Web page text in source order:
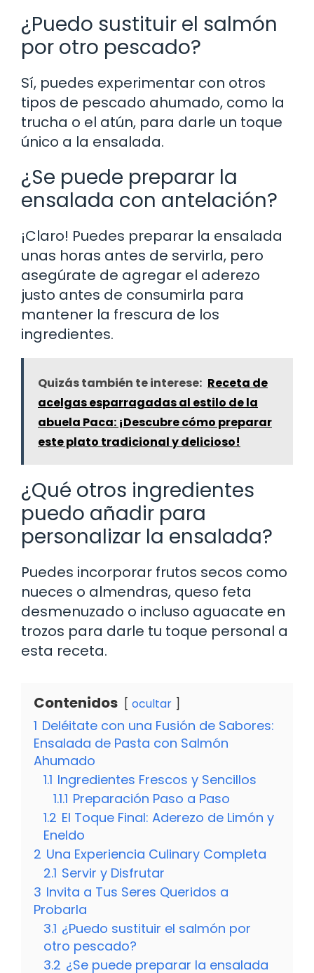
¿Puedo sustituir el salmón
por otro pescado?
Sí, puedes experimentar con otros
tipos de pescado ahumado, como la
trucha o el atún, para darle un toque
único a la ensalada.
¿Se puede preparar la
ensalada con antelación?
¡Claro! Puedes preparar la ensalada
unas horas antes de servirla, pero
asegúrate de agregar el aderezo
justo antes de consumirla para
mantener la frescura de los
ingredientes.
Quizás también te interese: Receta de
acelgas esparragadas al estilo de la
abuela Paca: ¡Descubre cómo preparar
este plato tradicional y delicioso!
¿Qué otros ingredientes
puedo añadir para
personalizar la ensalada?
Puedes incorporar frutos secos como
nueces o almendras, queso feta
desmenuzado o incluso aguacate en
trozos para darle tu toque personal a
esta receta.
Contenidos ocultar
1 Deléitate con una Fusión de Sabores:
Ensalada de Pasta con Salmón
Ahumado
1.1 Ingredientes Frescos y Sencillos
1.1.1 Preparación Paso a Paso
1.2 El Toque Final: Aderezo de Limón y
Eneldo
2 Una Experiencia Culinary Completa
2.1 Servir y Disfrutar
3 Invita a Tus Seres Queridos a
Probarla
3.1 ¿Puedo sustituir el salmón por
otro pescado?
3.2 ¿Se puede preparar la ensalada